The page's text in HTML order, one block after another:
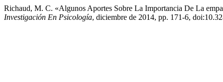
Richaud, M. C. «Algunos Aportes Sobre La Importancia De La
Investigación En Psicología, diciembre de 2014, pp. 171-6,